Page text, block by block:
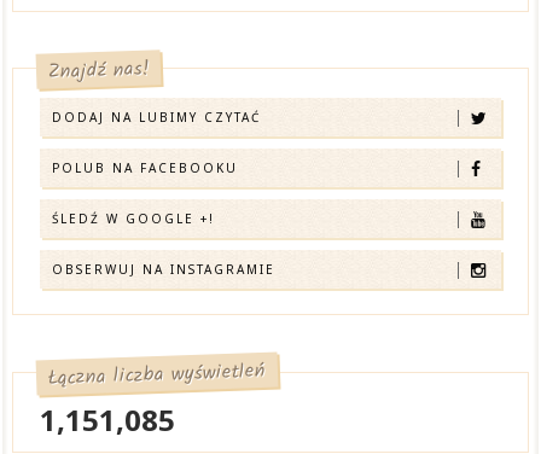
Znajdź nas!
DODAJ NA LUBIMY CZYTAĆ
POLUB NA FACEBOOKU
ŚLEDŹ W GOOGLE +!
OBSERWUJ NA INSTAGRAMIE
Łączna liczba wyświetleń
1,151,085